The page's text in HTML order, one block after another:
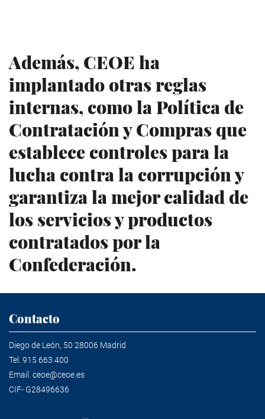
Además, CEOE ha
implantado otras reglas
internas, como la Política de
Contratación y Compras que
establece controles para la
lucha contra la corrupción y
garantiza la mejor calidad de
los servicios y productos
contratados por la
Confederación.
Contacto
Diego de León, 50 28006 Madrid
Tel. 915 663 400
Email. ceoe@ceoe.es
CIF- G28496636